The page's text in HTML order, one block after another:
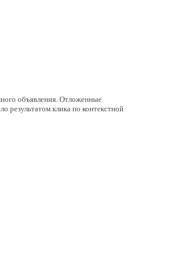
объявления. Отложенные
результатом клика по контекстной